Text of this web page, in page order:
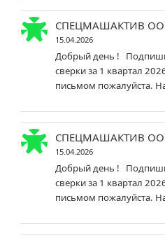
СПЕЦМАШАКТИВ
15.04.2026
Добрый день !
сверки за 1 квартал
письмом пожалуйста.
СПЕЦМАШАКТИВ
15.04.2026
Добрый день !
сверки за 1 квартал
письмом пожалуйста.